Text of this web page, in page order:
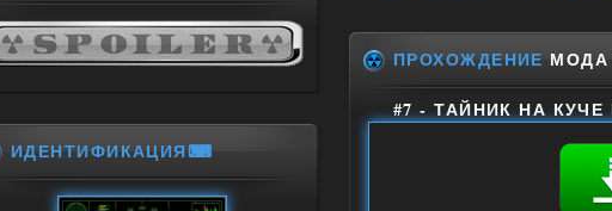
ПРОХОЖДЕНИЕ МОДА
#7 - ТАЙНИК НА КУЧЕ
ИДЕНТИФИКАЦИЯ⌨